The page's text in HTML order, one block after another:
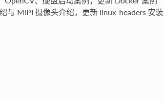
与 MiPI 摄像头介绍，更新 linux-headers 安装